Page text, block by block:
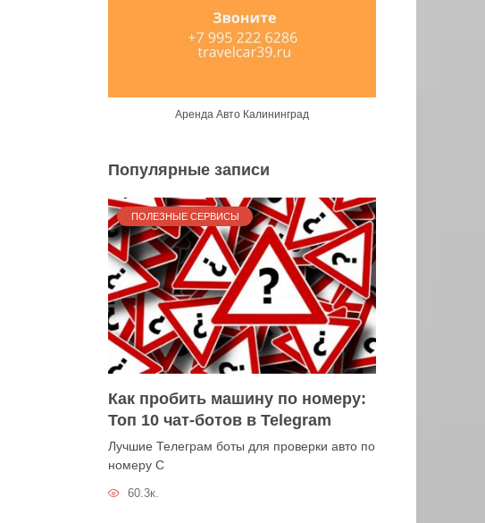
Аренда Авто Калининград
Популярные записи
ПОЛЕЗНЫЕ СЕРВИСЫ
Как пробить машину по номеру:
Топ 10 чат-ботов в Telegram
Лучшие Телеграм боты для проверки авто по
номеру С
60.3к.